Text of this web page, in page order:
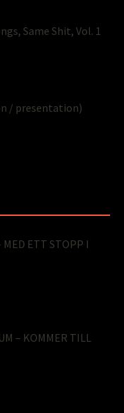
Same Shit, Vol. 1
/ presentation)
MED ETT STOPP I
– KOMMER TILL